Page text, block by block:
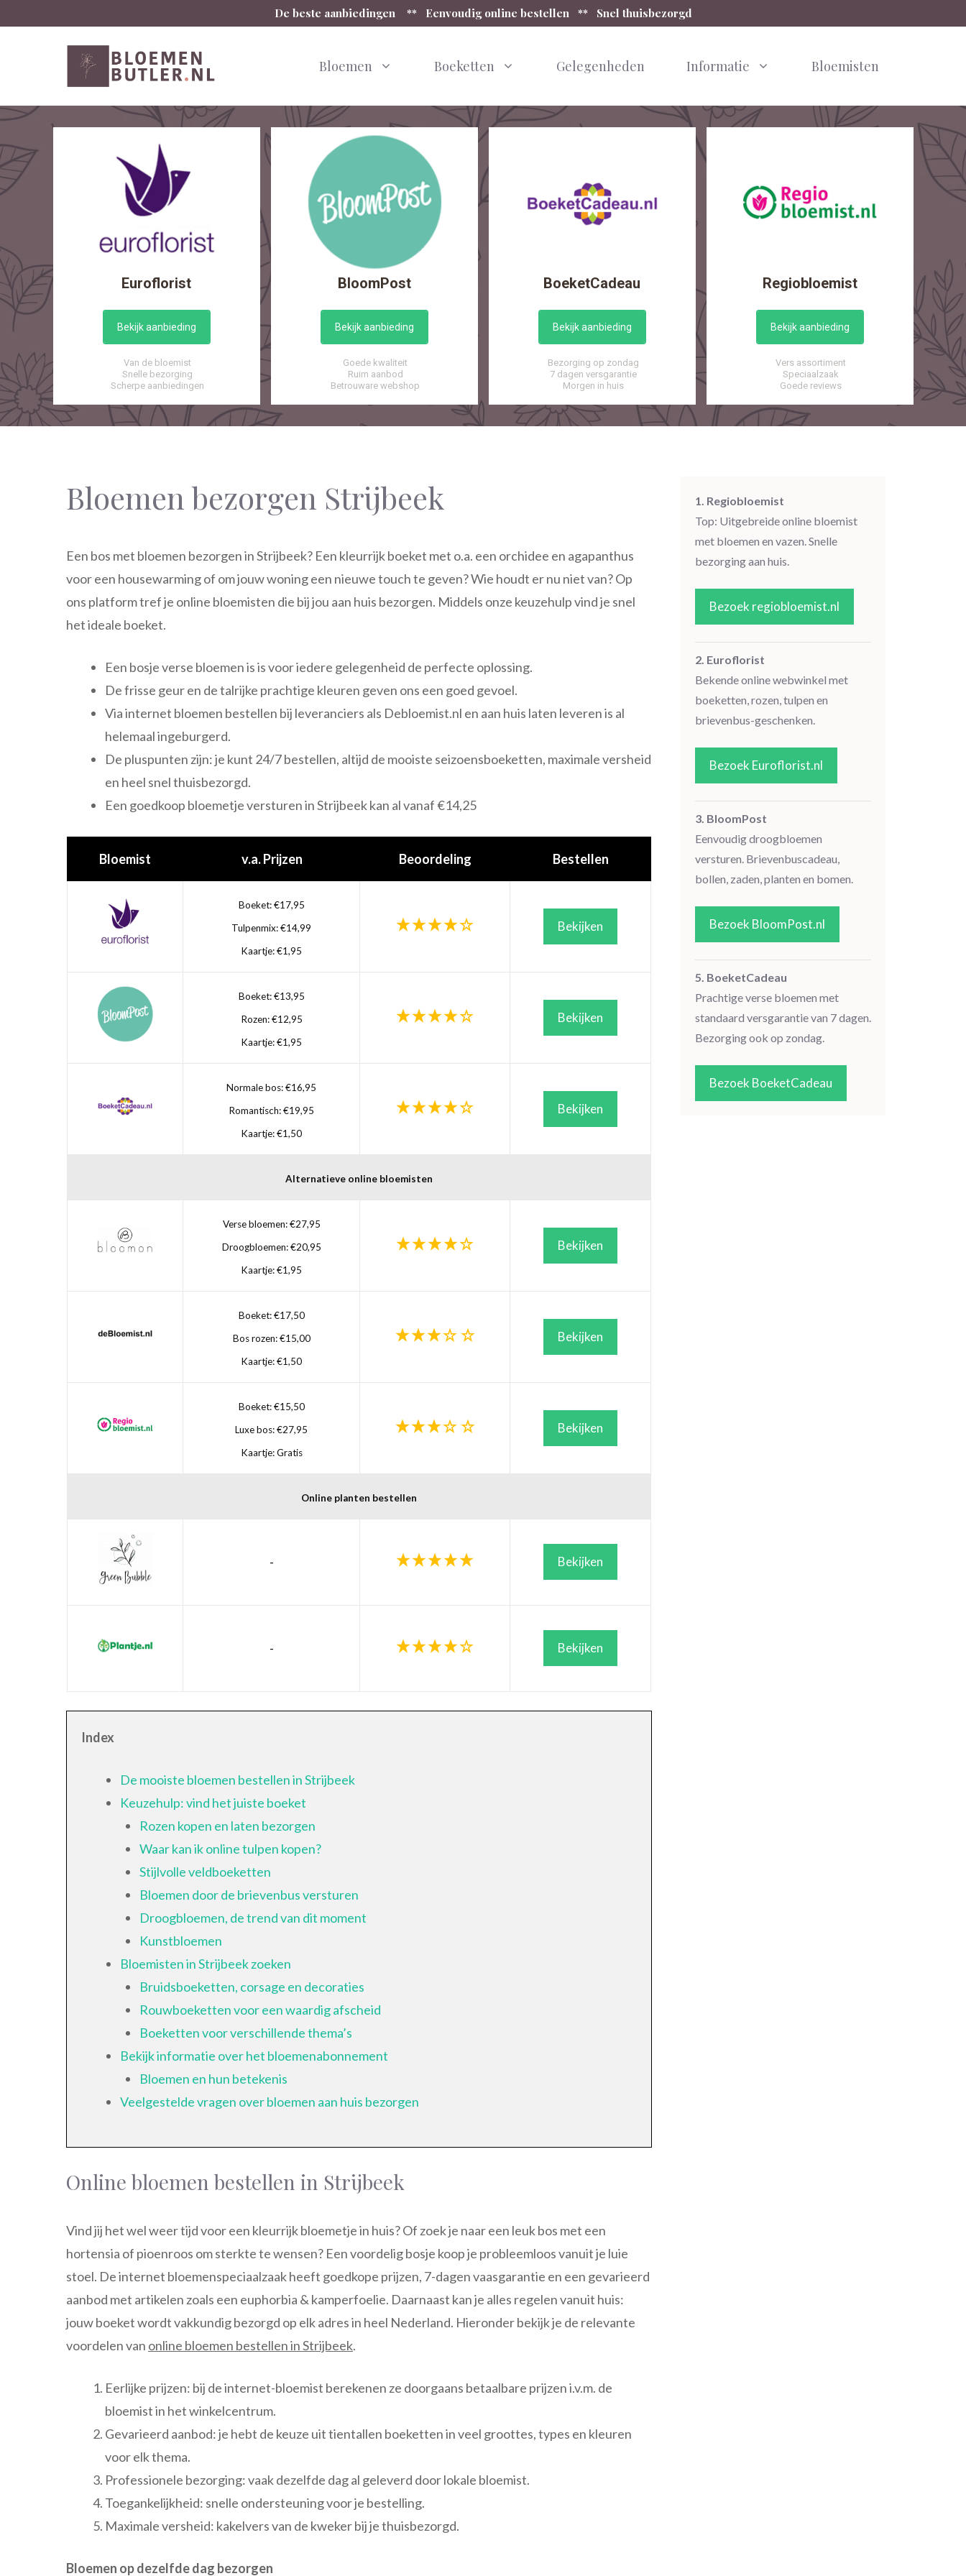
De beste aanbiedingen ** Eenvoudig online bestellen ** Snel thuisbezorgd
Bloemen Boeketten Gelegenheden Informatie Bloemisten
Euroflorist
Bekijk aanbieding
Van de bloemist
Snelle bezorging
Scherpe aanbiedingen
BloomPost
Bekijk aanbieding
Goede kwaliteit
Ruim aanbod
Betrouware webshop
BoeketCadeau
Bekijk aanbieding
Bezorging op zondag
7 dagen versgarantie
Morgen in huis
Regiobloemist
Bekijk aanbieding
Vers assortiment
Speciaalzaak
Goede reviews
Bloemen bezorgen Strijbeek
Een bos met bloemen bezorgen in Strijbeek? Een kleurrijk boeket met o.a. een orchidee en agapanthus
voor een housewarming of om jouw woning een nieuwe touch te geven? Wie houdt er nu niet van? Op
ons platform tref je online bloemisten die bij jou aan huis bezorgen. Middels onze keuzehulp vind je snel
het ideale boeket.
Een bosje verse bloemen is is voor iedere gelegenheid de perfecte oplossing.
De frisse geur en de talrijke prachtige kleuren geven ons een goed gevoel.
Via internet bloemen bestellen bij leveranciers als Debloemist.nl en aan huis laten leveren is al
helemaal ingeburgerd.
De pluspunten zijn: je kunt 24/7 bestellen, altijd de mooiste seizoensboeketten, maximale versheid
en heel snel thuisbezorgd.
Een goedkoop bloemetje versturen in Strijbeek kan al vanaf €14,25
Bloemist v.a. Prijzen Beoordeling Bestellen
Boeket: €17,95
Tulpenmix: €14,99
Kaartje: €1,95
Bekijken
Boeket: €13,95
Rozen: €12,95
Kaartje: €1,95
Bekijken
Normale bos: €16,95
Romantisch: €19,95
Kaartje: €1,50
Bekijken
Alternatieve online bloemisten
Verse bloemen: €27,95
Droogbloemen: €20,95
Kaartje: €1,95
Bekijken
Boeket: €17,50
Bos rozen: €15,00
Kaartje: €1,50
Bekijken
Boeket: €15,50
Luxe bos: €27,95
Kaartje: Gratis
Bekijken
Online planten bestellen
- Bekijken
- Bekijken
Index
De mooiste bloemen bestellen in Strijbeek
Keuzehulp: vind het juiste boeket
Rozen kopen en laten bezorgen
Waar kan ik online tulpen kopen?
Stijlvolle veldboeketten
Bloemen door de brievenbus versturen
Droogbloemen, de trend van dit moment
Kunstbloemen
Bloemisten in Strijbeek zoeken
Bruidsboeketten, corsage en decoraties
Rouwboeketten voor een waardig afscheid
Boeketten voor verschillende thema’s
Bekijk informatie over het bloemenabonnement
Bloemen en hun betekenis
Veelgestelde vragen over bloemen aan huis bezorgen
Online bloemen bestellen in Strijbeek
Vind jij het wel weer tijd voor een kleurrijk bloemetje in huis? Of zoek je naar een leuk bos met een
hortensia of pioenroos om sterkte te wensen? Een voordelig bosje koop je probleemloos vanuit je luie
stoel. De internet bloemenspeciaalzaak heeft goedkope prijzen, 7-dagen vaasgarantie en een gevarieerd
aanbod met artikelen zoals een euphorbia & kamperfoelie. Daarnaast kan je alles regelen vanuit huis:
jouw boeket wordt vakkundig bezorgd op elk adres in heel Nederland. Hieronder bekijk je de relevante
voordelen van online bloemen bestellen in Strijbeek.
Eerlijke prijzen: bij de internet-bloemist berekenen ze doorgaans betaalbare prijzen i.v.m. de
bloemist in het winkelcentrum.
Gevarieerd aanbod: je hebt de keuze uit tientallen boeketten in veel groottes, types en kleuren
voor elk thema.
Professionele bezorging: vaak dezelfde dag al geleverd door lokale bloemist.
Toegankelijkheid: snelle ondersteuning voor je bestelling.
Maximale versheid: kakelvers van de kweker bij je thuisbezorgd.
Bloemen op dezelfde dag bezorgen
1. Regiobloemist
Top: Uitgebreide online bloemist
met bloemen en vazen. Snelle
bezorging aan huis.
Bezoek regiobloemist.nl
2. Euroflorist
Bekende online webwinkel met
boeketten, rozen, tulpen en
brievenbus-geschenken.
Bezoek Euroflorist.nl
3. BloomPost
Eenvoudig droogbloemen
versturen. Brievenbuscadeau,
bollen, zaden, planten en bomen.
Bezoek BloomPost.nl
5. BoeketCadeau
Prachtige verse bloemen met
standaard versgarantie van 7 dagen.
Bezorging ook op zondag.
Bezoek BoeketCadeau